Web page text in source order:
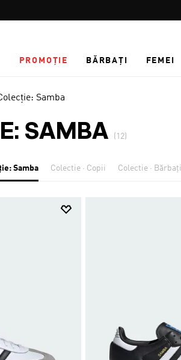
PROMOȚIE BĂRBAȚI FEMEI
Samba
SAMBA (12)
Samba Colectie · Copii Colectie · Bărbați